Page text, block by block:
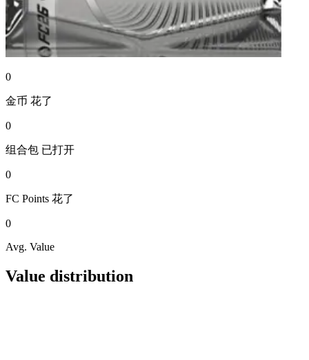
0
金币 花了
0
组合包 已打开
0
FC Points 花了
0
Avg. Value
Value distribution